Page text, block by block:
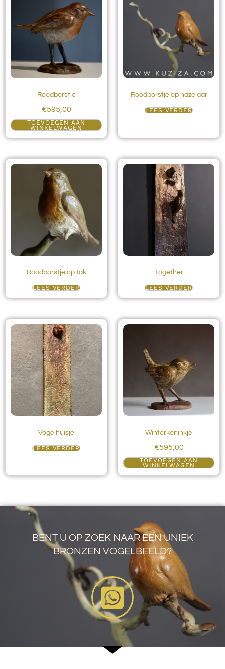
Roodborstje
€595,00
TOEVOEGEN AAN
WINKELWAGEN
Roodborstje op hazelaar
LEES VERDER
Roodborstje op tak
LEES VERDER
Together
LEES VERDER
Vogelhuisje
LEES VERDER
Winterkoninkje
€595,00
TOEVOEGEN AAN
WINKELWAGEN
BENT U OP ZOEK NAAR EEN UNIEK
BRONZEN VOGELBEELD?